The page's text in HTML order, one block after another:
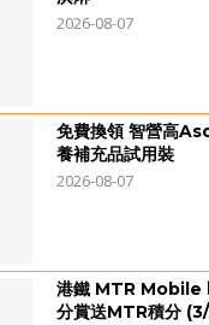
2026-08-07
免費換領 智營高
養補充品試用裝
2026-08-07
港鐵 MTR Mobile
分賞送MTR積分